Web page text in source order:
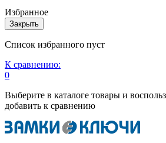
Избранное
Закрыть
Список избранного пуст
К сравнению:
0
Выберите в каталоге товары и
добавить к сравнению